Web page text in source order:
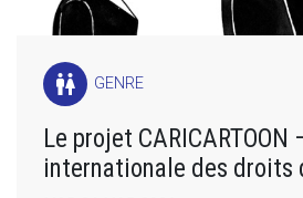
wc GENRE
Le projet CARICARTOON
internationale des droits